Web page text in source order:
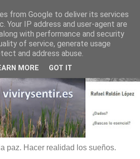
paz. Hacer realidad los sueños.
from Google to deliver its services
Your IP address and user-agent are
with performance and security
of service, generate usage
and address abuse.
MORE GOT IT